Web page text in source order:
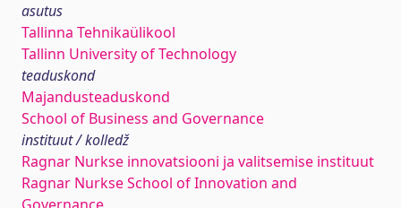
asutus
Tallinna Tehnikaülikool
Tallinn University of Technology
teaduskond
Majandusteaduskond
School of Business and Governance
instituut / kolledž
Ragnar Nurkse innovatsiooni ja valitsemise instituut
Ragnar Nurkse School of Innovation and